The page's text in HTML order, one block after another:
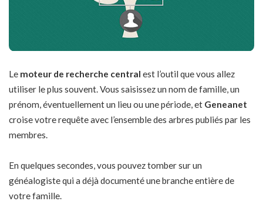
Le moteur de recherche central est l’outil que vous allez
utiliser le plus souvent. Vous saisissez un nom de famille, un
prénom, éventuellement un lieu ou une période, et Geneanet
croise votre requête avec l’ensemble des arbres publiés par les
membres.
En quelques secondes, vous pouvez tomber sur un
généalogiste qui a déjà documenté une branche entière de
votre famille.